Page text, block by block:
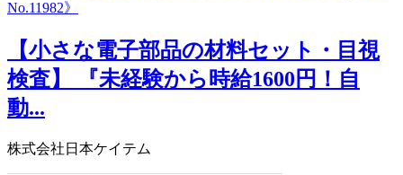
【小さな電子部品の材料セット・目視
検査】 『未経験から時給1600円！自
動...
株式会社日本ケイテム